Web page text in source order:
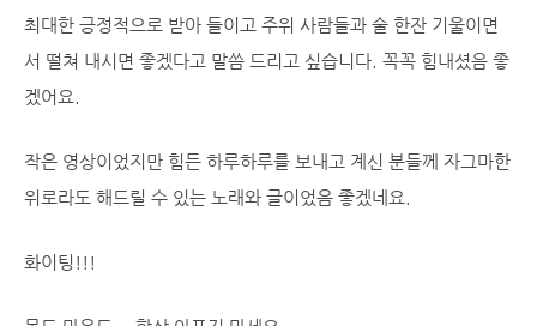
최대한 긍정적으로 받아 들이고 주위 사람들과 술 한잔 기울이면
서 떨쳐 내시면 좋겠다고 말씀 드리고 싶습니다. 꼭꼭 힘내셨음 좋
겠어요.
작은 영상이었지만 힘든 하루하루를 보내고 계신 분들께 자그마한
위로라도 해드릴 수 있는 노래와 글이었음 좋겠네요.
화이팅!!!